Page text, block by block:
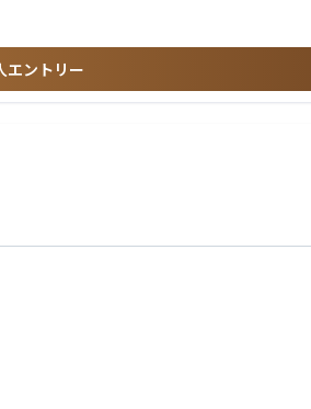
るスキル。
を経験できる。
性を変える手応えが得られます。
わることができます。
、実直なプロダクト開発に専念できる環境です。
エントリー